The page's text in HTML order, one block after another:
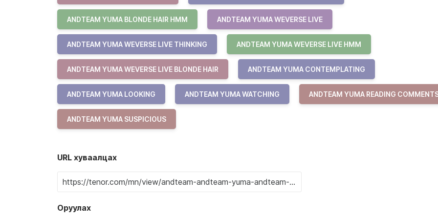
ANDTEAM YUMA BLONDE HAIR HMM ANDTEAM YUMA WEVERSE LIVE
ANDTEAM YUMA WEVERSE LIVE THINKING ANDTEAM YUMA WEVERSE LIVE HMM
ANDTEAM YUMA WEVERSE LIVE BLONDE HAIR ANDTEAM YUMA CONTEMPLATING
ANDTEAM YUMA LOOKING ANDTEAM YUMA WATCHING ANDTEAM YUMA READING
ANDTEAM YUMA SUSPICIOUS
URL хуваалцах
Оруулах